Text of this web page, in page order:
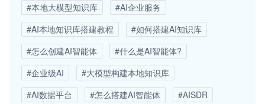
#本地大模型知识库
#AI企业服务
#AI本地知识库搭建教程
#如何搭建AI知识库
#怎么创建AI智能体
#什么是AI智能体?
#企业级AI
#大模型构建本地知识库
#AI数据平台
#怎么搭建AI智能体
#AISDR